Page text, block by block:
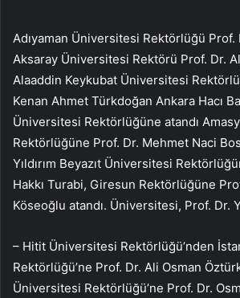
Adıyaman Üniversitesi Rektörlüğü Prof.
Aksaray Üniversitesi Rektörü Prof. Dr.
Alaaddin Keykubat Üniversitesi
Kenan Ahmet Türkdoğan Ankara Hacı
Üniversitesi Rektörlüğüne atandı
Rektörlüğüne Prof. Dr. Mehmet Naci
Yıldırım Beyazıt Üniversitesi
Hakkı Turabi, Giresun Rektörlüğüne
Köseoğlu atandı. Üniversitesi, Prof. Dr.
– Hitit Üniversitesi Rektörlüğü’nden
Rektörlüğü’ne Prof. Dr. Ali Osman
Üniversitesi Rektörlüğü’ne Prof. Dr.